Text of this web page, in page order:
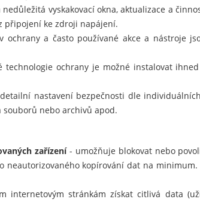
nedůležitá vyskakovací okna, aktualizace a
připojení ke zdroji napájení.
ochrany a často používané akce a nástroje
technologie ochrany je možné instalovat
nastavení bezpečnosti dle
souborů nebo archivů apod.
zařízení- umožňuje blokovat nebo
neautorizovaného kopírování dat na
internetovým stránkám získat citlivá data